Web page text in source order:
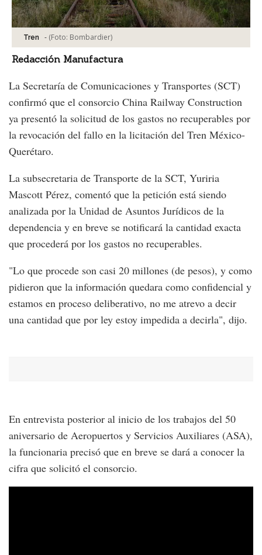
Tren - (Foto: Bombardier)
Redacción Manufactura
La Secretaría de Comunicaciones y Transportes (SCT)
confirmó que el consorcio China Railway Construction
ya presentó la solicitud de los gastos no recuperables por
la revocación del fallo en la licitación del Tren México-
Querétaro.
La subsecretaria de Transporte de la SCT, Yuriria
Mascott Pérez, comentó que la petición está siendo
analizada por la Unidad de Asuntos Jurídicos de la
dependencia y en breve se notificará la cantidad exacta
que procederá por los gastos no recuperables.
"Lo que procede son casi 20 millones (de pesos), y como
pidieron que la información quedara como confidencial y
estamos en proceso deliberativo, no me atrevo a decir
una cantidad que por ley estoy impedida a decirla", dijo.
En entrevista posterior al inicio de los trabajos del 50
aniversario de Aeropuertos y Servicios Auxiliares (ASA),
la funcionaria precisó que en breve se dará a conocer la
cifra que solicitó el consorcio.